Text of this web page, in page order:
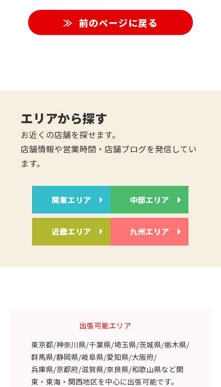
前のページに戻る
エリアから探す
お近くの店舗を探せます。
店舗情報や営業時間・店舗ブログを発信してい
ます。
関東エリア 中部エリア
近畿エリア 九州エリア
出張可能エリア
東京都/神奈川県/千葉県/埼玉県/茨城県/栃木県/
群馬県/静岡県/岐阜県/愛知県/大阪府/
兵庫県/京都府/滋賀県/奈良県/和歌山県など関
東・東海・関西地区を中心に出張可能です。